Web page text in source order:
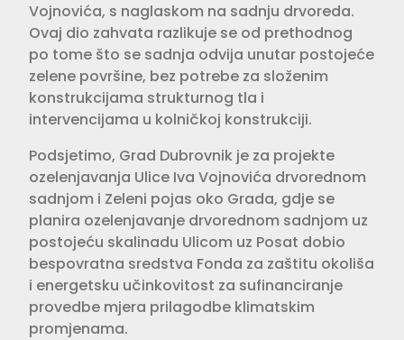
Vojnovića, s naglaskom na sadnju drvoreda.
Ovaj dio zahvata razlikuje se od prethodnog
po tome što se sadnja odvija unutar postojeće
zelene površine, bez potrebe za složenim
konstrukcijama strukturnog tla i
intervencijama u kolničkoj konstrukciji.
Podsjetimo, Grad Dubrovnik je za projekte
ozelenjavanja Ulice Iva Vojnovića drvorednom
sadnjom i Zeleni pojas oko Grada, gdje se
planira ozelenjavanje drvorednom sadnjom uz
postojeću skalinadu Ulicom uz Posat dobio
bespovratna sredstva Fonda za zaštitu okoliša
i energetsku učinkovitost za sufinanciranje
provedbe mjera prilagodbe klimatskim
promjenama.